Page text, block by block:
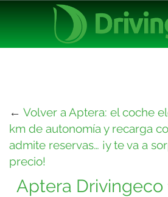
← Volver a Aptera: el coche
km de autonomía y recarga
admite reservas… ¡y te va a
precio!
Aptera Drivingeco